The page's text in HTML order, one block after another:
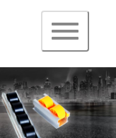
navigation